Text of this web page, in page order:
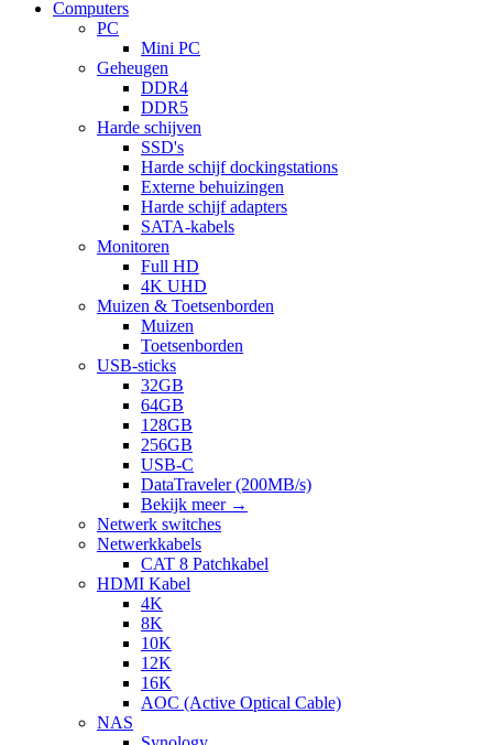
Computers
PC
Mini PC
Geheugen
DDR4
DDR5
Harde schijven
SSD's
Harde schijf dockingstations
Externe behuizingen
Harde schijf adapters
SATA-kabels
Monitoren
Full HD
4K UHD
Muizen & Toetsenborden
Muizen
Toetsenborden
USB-sticks
32GB
64GB
128GB
256GB
USB-C
DataTraveler (200MB/s)
Bekijk meer →
Netwerk switches
Netwerkkabels
CAT 8 Patchkabel
HDMI Kabel
4K
8K
10K
12K
16K
AOC (Active Optical Cable)
NAS